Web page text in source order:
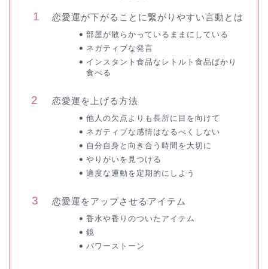
恋愛運が下がることに繋がりやすい言動とは
部屋が散らかっているままにしている
ネガティブな発言
インスタント食品なレトルト食品ばかり
食べる
恋愛運を上げる方法
他人の欠点よりも長所に目を向けて
ネガティブな感情はなるべくしない
自分自身と向き合う時間を大切に
やりがいを見つける
適度な運動を定期的にしよう
恋愛運をアップさせるアイテム
香水や香りのついたアイテム
鏡
パワーストーン